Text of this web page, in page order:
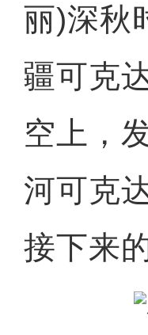
丽)深秋
疆可克
空上，
河可克
接下来